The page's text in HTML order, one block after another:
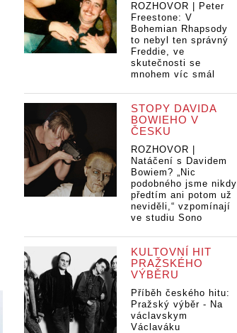
ROZHOVOR | Peter
Freestone: V
Bohemian Rhapsody
to nebyl ten správný
Freddie, ve
skutečnosti se
mnohem víc smál
STOPY DAVIDA
BOWIEHO V
ČESKU
ROZHOVOR |
Natáčení s Davidem
Bowiem? „Nic
podobného jsme nikdy
předtím ani potom už
neviděli,“ vzpomínají
ve studiu Sono
KULTOVNÍ HIT
PRAŽSKÉHO
VÝBĚRU
Příběh českého hitu:
Pražský výběr - Na
václavskym
Václaváku